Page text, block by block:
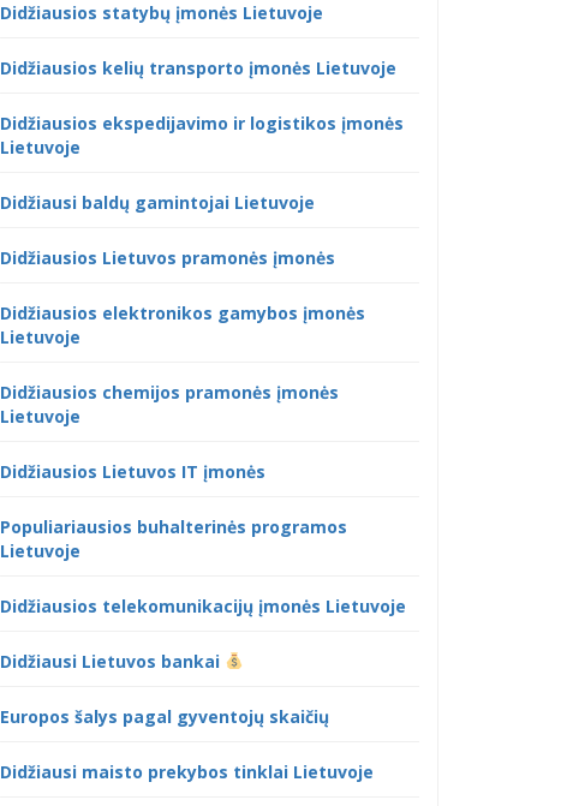
Didžiausios statybų įmonės Lietuvoje
Didžiausios kelių transporto įmonės Lietuvoje
Didžiausios ekspedijavimo ir logistikos įmonės
Lietuvoje
Didžiausi baldų gamintojai Lietuvoje
Didžiausios Lietuvos pramonės įmonės
Didžiausios elektronikos gamybos įmonės
Lietuvoje
Didžiausios chemijos pramonės įmonės
Lietuvoje
Didžiausios Lietuvos IT įmonės
Populiariausios buhalterinės programos
Lietuvoje
Didžiausios telekomunikacijų įmonės Lietuvoje
Didžiausi Lietuvos bankai
Europos šalys pagal gyventojų skaičių
Didžiausi maisto prekybos tinklai Lietuvoje